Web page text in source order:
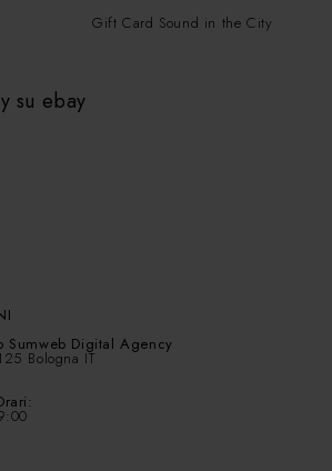
Sumweb Digital Agency
Bologna IT
Gift Card Sound in the City
su ebay